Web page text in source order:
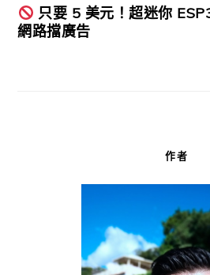
只要 5 美元！超迷你
網路擋廣告
作者